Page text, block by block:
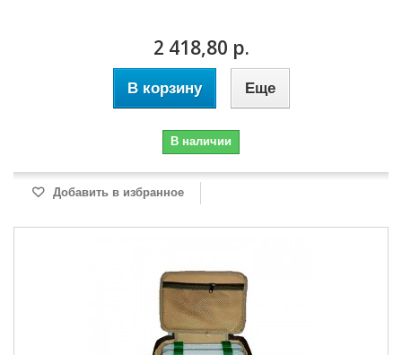
2 418,80 р.
В корзину Еще
В наличии
Добавить в избранное